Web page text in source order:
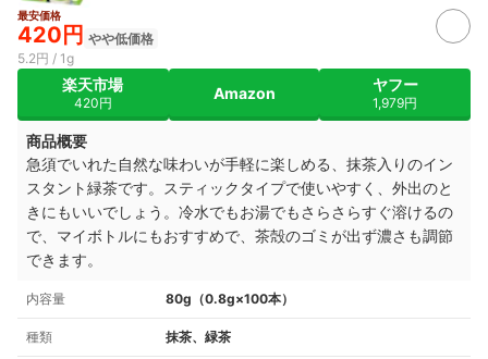
最安価格
420円 やや低価格
5.2円 / 1g
楽天市場
420円
Amazon ヤフー
1,979円
商品概要
急須でいれた自然な味わいが手軽に楽しめる、抹茶入りのイン
スタント緑茶です。スティックタイプで使いやすく、外出のと
きにもいいでしょう。冷水でもお湯でもさらさらすぐ溶けるの
で、マイボトルにもおすすめで、茶殻のゴミが出ず濃さも調節
できます。
内容量 80g（0.8g×100本）
種類 抹茶、緑茶